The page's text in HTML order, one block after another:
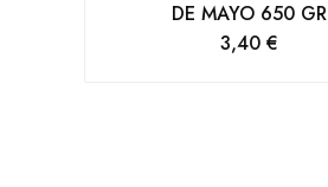
DE MAYO 650 GR
3,40€